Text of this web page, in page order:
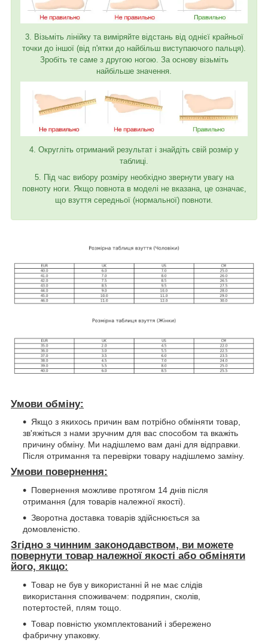
3. Візьміть лінійку та виміряйте відстань від однієї крайньої
точки до іншої (від п'ятки до найбільш виступаючого пальця).
Зробіть те саме з другою ногою. За основу візьміть
найбільше значення.
4. Округліть отриманий результат і знайдіть свій розмір у
таблиці.
5. Під час вибору розміру необхідно звернути увагу на
повноту ноги. Якщо повнота в моделі не вказана, це означає,
що взуття середньої (нормальної) повноти.
Умови обміну:
Якщо з якихось причин вам потрібно обміняти товар,
зв'яжіться з нами зручним для вас способом та вкажіть
причину обміну. Ми надішлемо вам дані для відправки.
Після отримання та перевірки товару надішлемо заміну.
Умови повернення:
Повернення можливе протягом 14 днів після
отримання (для товарів належної якості).
Зворотна доставка товарів здійснюється за
домовленістю.
Згідно з чинним законодавством, ви можете
повернути товар належної якості або обміняти
його, якщо:
Товар не був у використанні й не має слідів
використання споживачем: подряпин, сколів,
потертостей, плям тощо.
Товар повністю укомплектований і збережено
фабричну упаковку.